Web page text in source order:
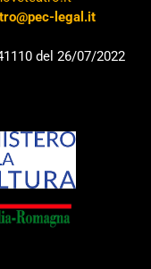
legal.it
del 26/07/2022